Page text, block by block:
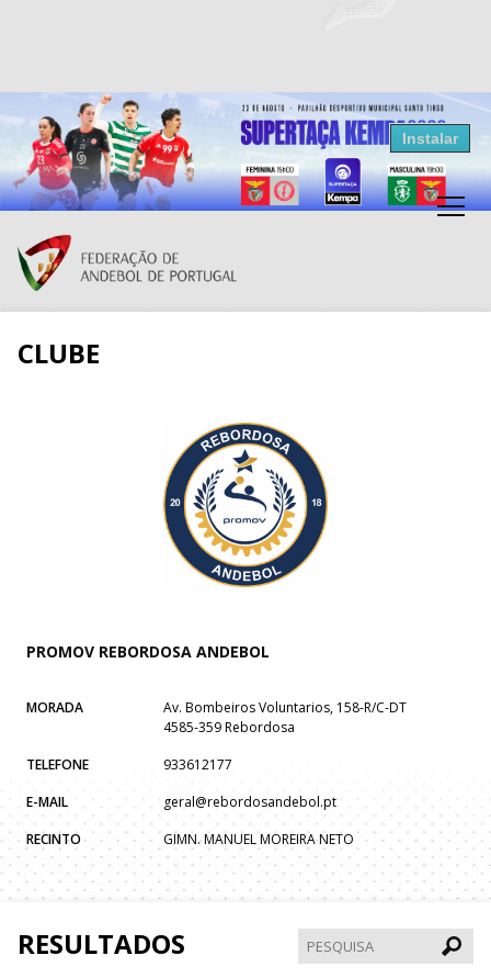
Resultados Andebol
Federação de Andebol de Portugal
Grátis - Disponivel na Play Store
Instalar
CLUBE
PROMOV REBORDOSA ANDEBOL
MORADA
Av. Bombeiros Voluntarios, 158-R/C-DT
4585-359 Rebordosa
TELEFONE
933612177
E-MAIL
geral@rebordosandebol.pt
RECINTO
GIMN. MANUEL MOREIRA NETO
RESULTADOS